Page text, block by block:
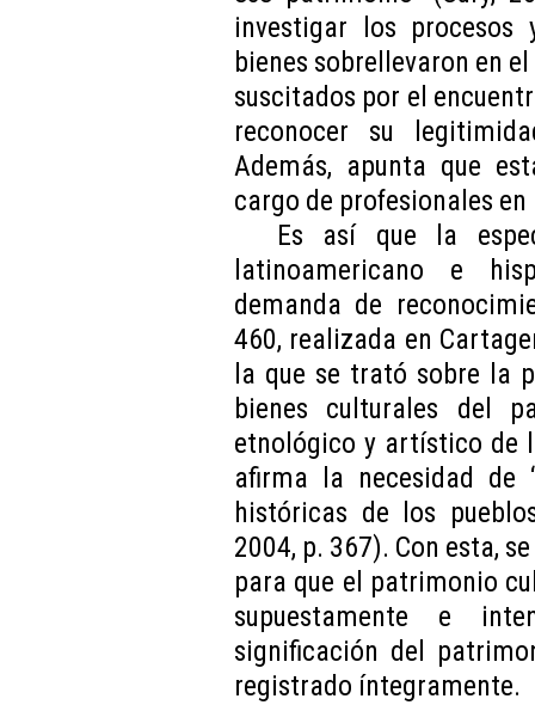
investigar los
bienes sobrellevaron en
suscitados por el
reconocer su
Además, apunta que
cargo de profesionales
Es así que la
latinoamericano e
demanda de
460, realizada en
la que se trató sobre la
bienes culturales del
etnológico y artístico de
afirma la necesidad de
históricas de los
2004, p. 367). Con esta,
para que el patrimonio
supuestamente e
significación del
registrado íntegramente.